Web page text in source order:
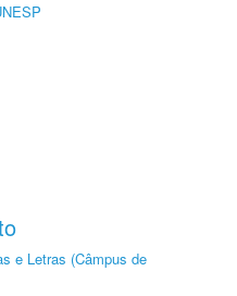
e Letras (Câmpus de